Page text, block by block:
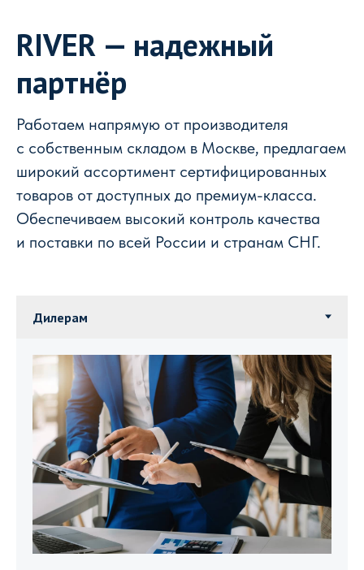
RIVER — надежный
партнёр
Работаем напрямую от производителя
с собственным складом в Москве, предлагаем
широкий ассортимент сертифицированных
товаров от доступных до премиум-класса.
Обеспечиваем высокий контроль качества
и поставки по всей России и странам СНГ.